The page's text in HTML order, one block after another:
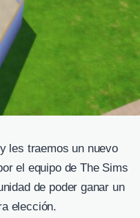
les traemos un nuevo
el equipo de The Sims
de poder ganar un
elección.